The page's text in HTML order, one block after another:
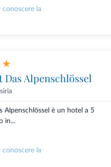
conoscere la
Das Alpenschlössel
Alpenschlössel è un hotel a 5
in...
conoscere la